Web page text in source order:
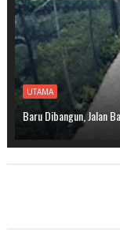
UTAMA
Baru Dibangun, Jalan